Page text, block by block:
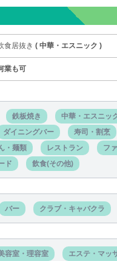
食居抜き(中華・エスニック)
業も可
鉄板焼き 中華・エスニッ
ダイニングバー
寿司・割烹
・麺類
レストラン
フ
ド
飲食(その他)
バー クラブ・キャバクラ
容室・理容室
エステ・マッ